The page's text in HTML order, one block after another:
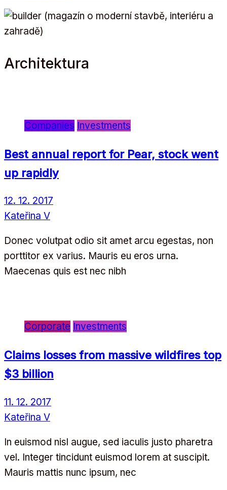
Architektura
Companies Investments
Best annual report for Pear, stock went
up rapidly
12. 12. 2017
Kateřina V
Donec volutpat odio sit amet arcu egestas, non
porttitor ex varius. Mauris eu eros urna.
Maecenas quis est nec nibh
Corporate Investments
Claims losses from massive wildfires top
$3 billion
11. 12. 2017
Kateřina V
In euismod nisl augue, sed iaculis justo pharetra
vel. Integer tincidunt euismod lorem at suscipit.
Mauris mattis nunc ipsum, nec